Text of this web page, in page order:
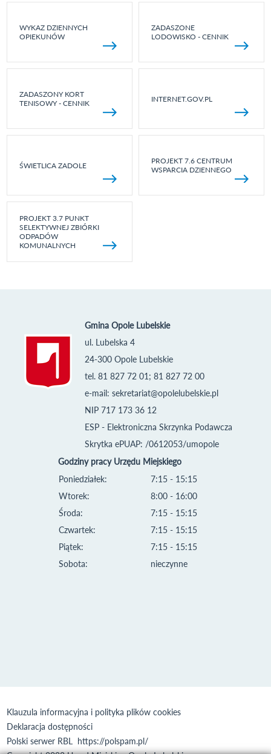
WYKAZ DZIENNYCH
OPIEKUNÓW
ZADASZONE
LODOWISKO - CENNIK
ZADASZONY KORT
TENISOWY - CENNIK
INTERNET.GOV.PL
ŚWIETLICA ZADOLE
PROJEKT 7.6 CENTRUM
WSPARCIA DZIENNEGO
PROJEKT 3.7 PUNKT
SELEKTYWNEJ ZBIÓRKI
ODPADÓW
KOMUNALNYCH
Gmina Opole Lubelskie
ul. Lubelska 4
24-300 Opole Lubelskie
tel. 81 827 72 01; 81 827 72 00
e-mail: sekretariat@opolelubelskie.pl
NIP 717 173 36 12
ESP - Elektroniczna Skrzynka Podawcza
Skrytka ePUAP: /0612053/umopole
Godziny pracy Urzędu Miejskiego
Poniedziałek:
Wtorek:
Środa:
Czwartek:
Piątek:
Sobota:
7:15 - 15:15
8:00 - 16:00
7:15 - 15:15
7:15 - 15:15
7:15 - 15:15
nieczynne
Klauzula informacyjna i polityka plików cookies
Deklaracja dostępności
Polski serwer RBL https://polspam.pl/